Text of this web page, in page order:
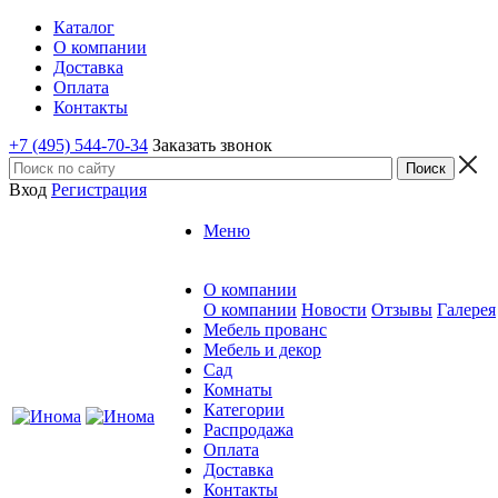
Каталог
О компании
Доставка
Оплата
Контакты
+7 (495) 544-70-34 Заказать звонок
Вход Регистрация
Меню
О компании
О компании Новости Отзывы Галерея
Мебель прованс
Мебель и декор
Сад
Комнаты
Категории
Распродажа
Оплата
Доставка
Контакты